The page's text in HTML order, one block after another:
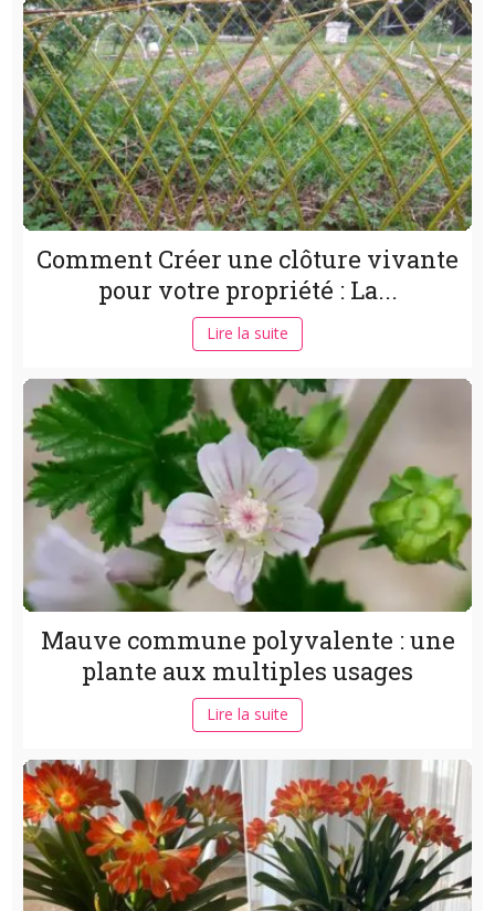
Comment Créer une clôture vivante
pour votre propriété : La...
Lire la suite
Mauve commune polyvalente : une
plante aux multiples usages
Lire la suite